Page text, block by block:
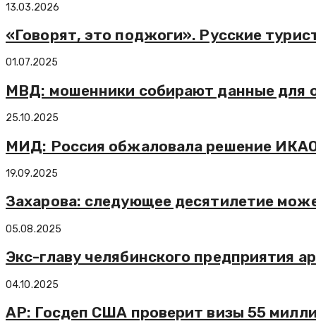
13.03.2026
«Говорят, это поджоги». Русские
01.07.2025
МВД: мошенники собирают данные для
25.10.2025
МИД: Россия обжаловала решение
19.09.2025
Захарова: следующее десятилетие
05.08.2025
Экс-главу челябинского предприятия
04.10.2025
AP: Госдеп США проверит визы 55